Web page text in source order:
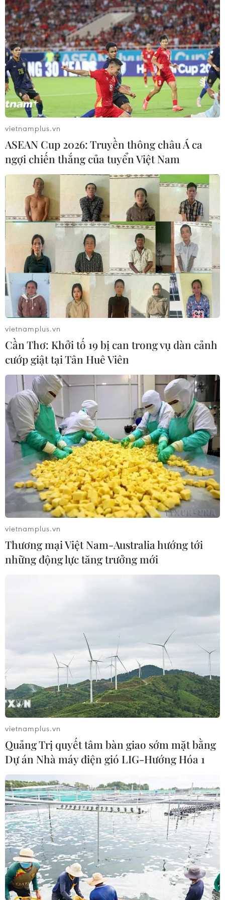
vietnamplus.vn
ASEAN Cup 2026: Truyền thông châu Á ca
ngợi chiến thắng của tuyển Việt Nam
vietnamplus.vn
Cần Thơ: Khởi tố 19 bị can trong vụ dàn cảnh
cướp giật tại Tân Huê Viên
vietnamplus.vn
Thương mại Việt Nam-Australia hướng tới
những động lực tăng trưởng mới
vietnamplus.vn
Quảng Trị quyết tâm bàn giao sớm mặt bằng
Dự án Nhà máy điện gió LIG-Hướng Hóa 1